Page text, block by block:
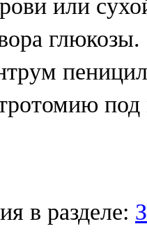
или
под
в разделе: